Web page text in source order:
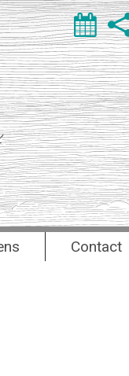
Contact